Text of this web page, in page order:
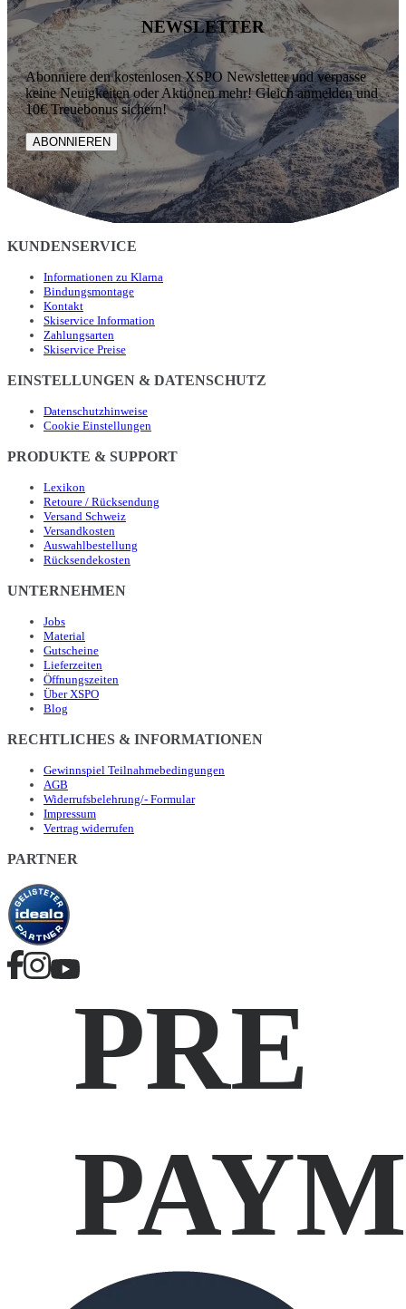
NEWSLETTER
Abonniere den kostenlosen XSPO Newsletter und verpasse
keine Neuigkeiten oder Aktionen mehr! Gleich anmelden und
10€ Treuebonus sichern!
ABONNIEREN
KUNDENSERVICE
Informationen zu Klarna
Bindungsmontage
Kontakt
Skiservice Information
Zahlungsarten
Skiservice Preise
EINSTELLUNGEN & DATENSCHUTZ
Datenschutzhinweise
Cookie Einstellungen
PRODUKTE & SUPPORT
Lexikon
Retoure / Rücksendung
Versand Schweiz
Versandkosten
Auswahlbestellung
Rücksendekosten
UNTERNEHMEN
Jobs
Material
Gutscheine
Lieferzeiten
Öffnungszeiten
Über XSPO
Blog
RECHTLICHES & INFORMATIONEN
Gewinnspiel Teilnahmebedingungen
AGB
Widerrufsbelehrung/- Formular
Impressum
Vertrag widerrufen
PARTNER